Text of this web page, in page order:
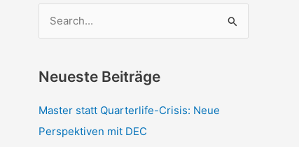
h
n
n
Neueste Beiträge
Master statt Quarterlife-Crisis: Neue
Perspektiven mit DEC